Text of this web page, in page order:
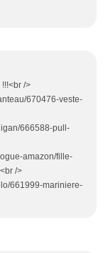
/>
670476-veste-
666588-pull-
amazon/fille-
/>
661999-mariniere-